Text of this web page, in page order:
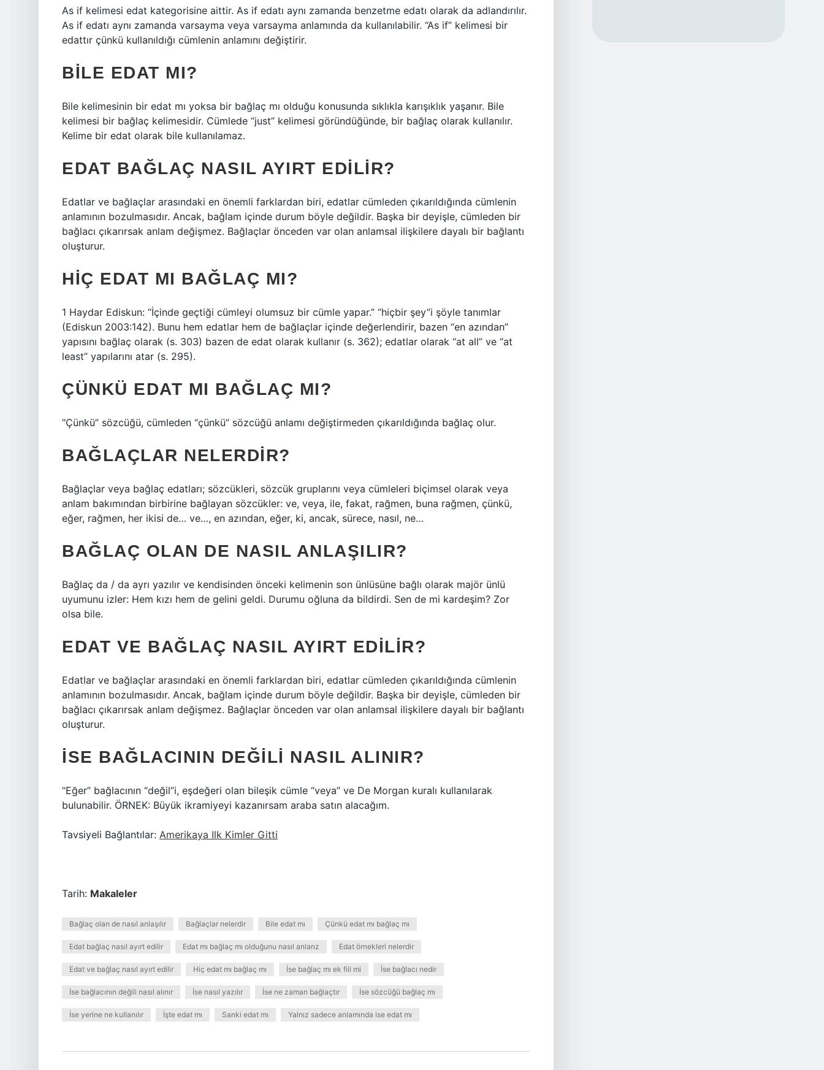
As if kelimesi edat kategorisine aittir. As if edatı aynı zamanda benzetme edatı olarak da adlandırılır.
As if edatı aynı zamanda varsayma veya varsayma anlamında da kullanılabilir. “As if” kelimesi bir
edattır çünkü kullanıldığı cümlenin anlamını değiştirir.
BILE EDAT MI?
Bile kelimesinin bir edat mı yoksa bir bağlaç mı olduğu konusunda sıklıkla karışıklık yaşanır. Bile
kelimesi bir bağlaç kelimesidir. Cümlede “just” kelimesi göründüğünde, bir bağlaç olarak kullanılır.
Kelime bir edat olarak bile kullanılamaz.
EDAT BAĞLAÇ NASIL AYIRT EDILIR?
Edatlar ve bağlaçlar arasındaki en önemli farklardan biri, edatlar cümleden çıkarıldığında cümlenin
anlamının bozulmasıdır. Ancak, bağlam içinde durum böyle değildir. Başka bir deyişle, cümleden bir
bağlacı çıkarırsak anlam değişmez. Bağlaçlar önceden var olan anlamsal ilişkilere dayalı bir bağlantı
oluşturur.
HIÇ EDAT MI BAĞLAÇ MI?
1 Haydar Ediskun: “İçinde geçtiği cümleyi olumsuz bir cümle yapar.” “hiçbir şey”i şöyle tanımlar
(Ediskun 2003:142). Bunu hem edatlar hem de bağlaçlar içinde değerlendirir, bazen “en azından”
yapısını bağlaç olarak (s. 303) bazen de edat olarak kullanır (s. 362); edatlar olarak “at all” ve “at
least” yapılarını atar (s. 295).
ÇÜNKÜ EDAT MI BAĞLAÇ MI?
“Çünkü” sözcüğü, cümleden “çünkü” sözcüğü anlamı değiştirmeden çıkarıldığında bağlaç olur.
BAĞLAÇLAR NELERDIR?
Bağlaçlar veya bağlaç edatları; sözcükleri, sözcük gruplarını veya cümleleri biçimsel olarak veya
anlam bakımından birbirine bağlayan sözcükler: ve, veya, ile, fakat, rağmen, buna rağmen, çünkü,
eğer, rağmen, her ikisi de… ve…, en azından, eğer, ki, ancak, sürece, nasıl, ne…
BAĞLAÇ OLAN DE NASIL ANLAŞILIR?
Bağlaç da / da ayrı yazılır ve kendisinden önceki kelimenin son ünlüsüne bağlı olarak majör ünlü
uyumunu izler: Hem kızı hem de gelini geldi. Durumu oğluna da bildirdi. Sen de mi kardeşim? Zor
olsa bile.
EDAT VE BAĞLAÇ NASIL AYIRT EDILIR?
Edatlar ve bağlaçlar arasındaki en önemli farklardan biri, edatlar cümleden çıkarıldığında cümlenin
anlamının bozulmasıdır. Ancak, bağlam içinde durum böyle değildir. Başka bir deyişle, cümleden bir
bağlacı çıkarırsak anlam değişmez. Bağlaçlar önceden var olan anlamsal ilişkilere dayalı bir bağlantı
oluşturur.
İSE BAĞLACININ DEĞILI NASIL ALINIR?
“Eğer” bağlacının “değil”i, eşdeğeri olan bileşik cümle “veya” ve De Morgan kuralı kullanılarak
bulunabilir. ÖRNEK: Büyük ikramiyeyi kazanırsam araba satın alacağım.
Tavsiyeli Bağlantılar: Amerikaya Ilk Kimler Gitti
Tarih: Makaleler
Bağlaç olan de nasıl anlaşılır Bağlaçlar nelerdir Bile edat mı Çünkü edat mı bağlaç mı
Edat bağlaç nasıl ayırt edilir Edat mı bağlaç mı olduğunu nasıl anlarız Edat örnekleri nelerdir
Edat ve bağlaç nasıl ayırt edilir Hiç edat mı bağlaç mı İse bağlaç mı ek fiil mi İse bağlacı nedir
İse bağlacının değili nasıl alınır İse nasıl yazılır İse ne zaman bağlaçtır İse sözcüğü bağlaç mı
İse yerine ne kullanılır İşte edat mı Sanki edat mı Yalnız sadece anlamında ise edat mı